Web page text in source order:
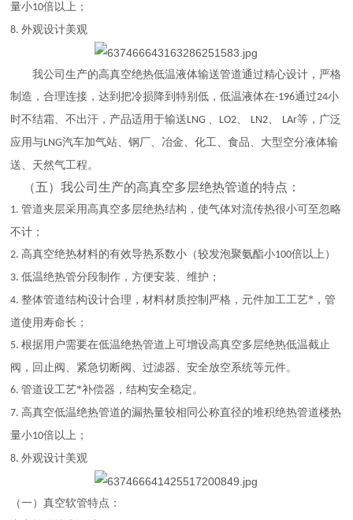
量小10倍以上；
8.外观设计美观
我公司生产的高真空绝热低温液体输送管道通过精心设计，严格
制造，合理连接，达到把冷损降到特别低，低温液体在-196通过24小
时不结霜、不出汗，产品适用于输送LNG 、 LO2、 LN2、 LAr等，广泛
应用与LNG汽车加气站、钢厂、冶金、化工、食品、大型空分液体输
送、天然气工程。
（五）我公司生产的高真空多层绝热管道的特点：
1.管道夹层采用高真空多层绝热结构，使气体对流传热很小可至忽略
不计；
2. 高真空绝热材料的有效导热系数小（较发泡聚氨酯小100倍以上）
3.低温绝热管分段制作，方便安装、维护；
4.整体管道结构设计合理，材料材质控制严格，元件加工工艺*，管
道使用寿命长；
5.根据用户需要在低温绝热管道上可增设高真空多层绝热低温截止
阀，回止阀、紧急切断阀、过滤器、安全放空系统等元件。
6.管道设工艺*补偿器，结构安全稳定。
7. 高真空低温绝热管道的漏热量较相同公称直径的堆积绝热管道楼热
量小10倍以上；
8.外观设计美观
（一）真空软管特点：